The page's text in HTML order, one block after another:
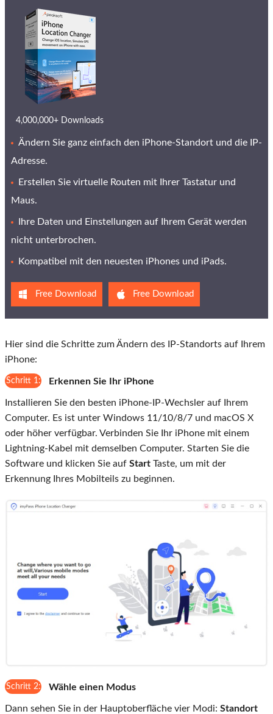
4,000,000+ Downloads
Ändern Sie ganz einfach den iPhone-Standort und die IP-
Adresse.
Erstellen Sie virtuelle Routen mit Ihrer Tastatur und
Maus.
Ihre Daten und Einstellungen auf Ihrem Gerät werden
nicht unterbrochen.
Kompatibel mit den neuesten iPhones und iPads.
Free Download Free Download
Hier sind die Schritte zum Ändern des IP-Standorts auf Ihrem
iPhone:
Schritt 1: Erkennen Sie Ihr iPhone
Installieren Sie den besten iPhone-IP-Wechsler auf Ihrem
Computer. Es ist unter Windows 11/10/8/7 und macOS X
oder höher verfügbar. Verbinden Sie Ihr iPhone mit einem
Lightning-Kabel mit demselben Computer. Starten Sie die
Software und klicken Sie auf Start Taste, um mit der
Erkennung Ihres Mobilteils zu beginnen.
Schritt 2: Wähle einen Modus
Dann sehen Sie in der Hauptoberfläche vier Modi: Standort